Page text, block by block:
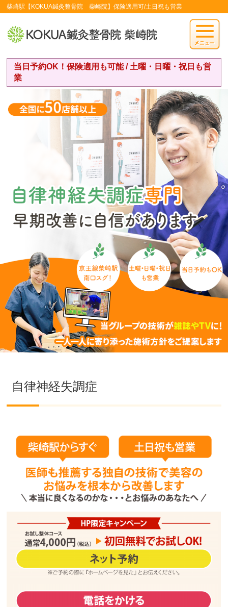
柴崎駅【KOKUA鍼灸整骨院 柴崎院】保険適用可/土日祝も営業
当日予約OK！保険適用も可能 / 土曜・日曜・祝日も営
業
自律神経失調症